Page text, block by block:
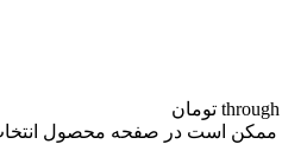
ممکن است در صفحه محصول